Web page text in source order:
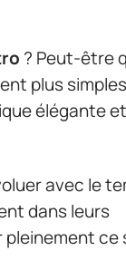
? Peut-être
plus
élégante et
avec le
dans leurs
pleinement ce